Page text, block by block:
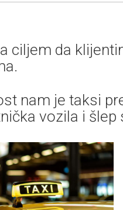
ciljem da
nam je taksi
vozila i